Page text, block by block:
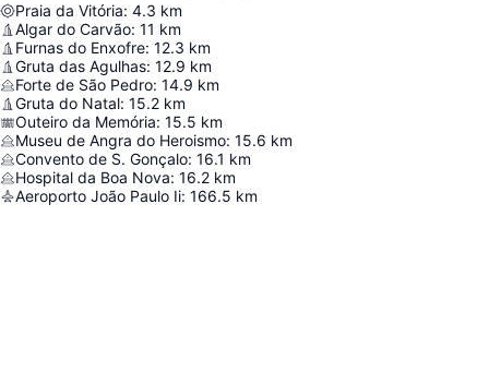
Praia da Vitória: 4.3 km
Algar do Carvão: 11 km
Furnas do Enxofre: 12.3 km
Gruta das Agulhas: 12.9 km
Forte de São Pedro: 14.9 km
Gruta do Natal: 15.2 km
Outeiro da Memória: 15.5 km
Museu de Angra do Heroismo: 15.6 km
Convento de S. Gonçalo: 16.1 km
Hospital da Boa Nova: 16.2 km
Aeroporto João Paulo Ii: 166.5 km